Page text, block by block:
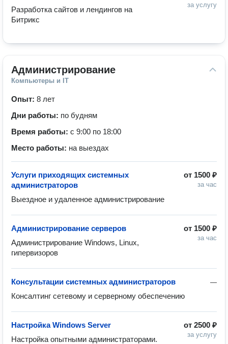
за услугу
Разработка сайтов и лендингов на
Битрикс
Администрирование
Компьютеры и IT
Опыт: 8 лет
Дни работы: по будням
Время работы: с 9:00 по 18:00
Место работы: на выездах
от 1500 ₽
за час
Услуги приходящих системных
администраторов
Выездное и удаленное администрирование
от 1500 ₽
за час
Администрирование серверов
Администрирование Windows, Linux,
гипервизоров
—
Консультации системных администраторов
Консалтинг сетевому и серверному обеспечению
от 2500 ₽
за услугу
Настройка Windows Server
Настройка опытными администраторами.